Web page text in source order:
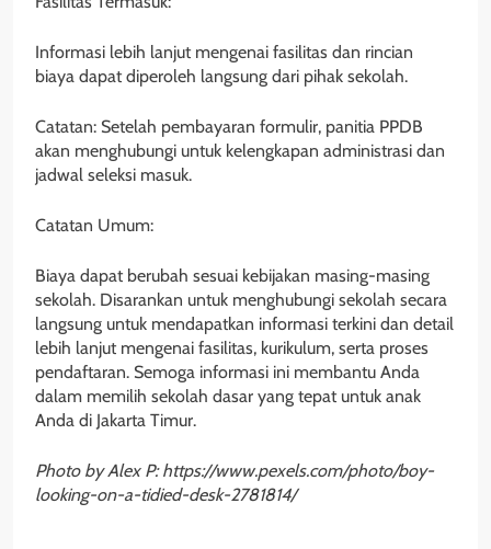
Informasi lebih lanjut mengenai fasilitas dan rincian
biaya dapat diperoleh langsung dari pihak sekolah.
Catatan: Setelah pembayaran formulir, panitia PPDB
akan menghubungi untuk kelengkapan administrasi dan
jadwal seleksi masuk.
Catatan Umum:
Biaya dapat berubah sesuai kebijakan masing-masing
sekolah. Disarankan untuk menghubungi sekolah secara
langsung untuk mendapatkan informasi terkini dan detail
lebih lanjut mengenai fasilitas, kurikulum, serta proses
pendaftaran. Semoga informasi ini membantu Anda
dalam memilih sekolah dasar yang tepat untuk anak
Anda di Jakarta Timur.
Photo by Alex P: https://www.pexels.com/photo/boy-
looking-on-a-tidied-desk-2781814/